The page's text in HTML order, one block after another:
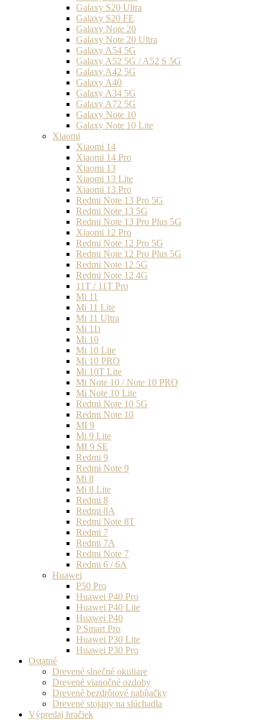
Galaxy S20 Ultra
Galaxy S20 FE
Galaxy Note 20
Galaxy Note 20 Ultra
Galaxy A54 5G
Galaxy A52 5G / A52 S 5G
Galaxy A42 5G
Galaxy A40
Galaxy A34 5G
Galaxy A72 5G
Galaxy Note 10
Galaxy Note 10 Lite
Xiaomi
Xiaomi 14
Xiaomi 14 Pro
Xiaomi 13
Xiaomi 13 Lite
Xiaomi 13 Pro
Redmi Note 13 Pro 5G
Redmi Note 13 5G
Redmi Note 13 Pro Plus 5G
Xiaomi 12 Pro
Redmi Note 12 Pro 5G
Redmi Note 12 Pro Plus 5G
Redmi Note 12 5G
Redmi Note 12 4G
11T / 11T Pro
Mi 11
Mi 11 Lite
Mi 11 Ultra
Mi 11i
Mi 10
Mi 10 Lite
Mi 10 PRO
Mi 10T Lite
Mi Note 10 / Note 10 PRO
Mi Note 10 Lite
Redmi Note 10 5G
Redmi Note 10
MI 9
Mi 9 Lite
MI 9 SE
Redmi 9
Redmi Note 9
Mi 8
Mi 8 Lite
Redmi 8
Redmi 8A
Redmi Note 8T
Redmi 7
Redmi 7A
Redmi Note 7
Redmi 6 / 6A
Huawei
P50 Pro
Huawei P40 Pro
Huawei P40 Lite
Huawei P40
P Smart Pro
Huawei P30 Lite
Huawei P30 Pro
Ostatné
Drevené slnečné okuliare
Drevené vianočné ozdoby
Drevené bezdrôtové nabíjačky
Drevené stojany na slúchadla
Výpredaj hračiek